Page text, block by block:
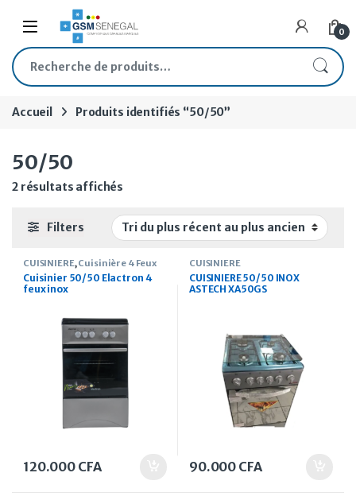
Skip to navigation
Skip to content
Open 0
Recherche pour :
Accueil Produits identifiés “50/50”
50/50
2 résultats affichés
Filters
CUISINIERE, Cuisinière 4 Feux
Cuisinier 50/50 Elactron 4
feux inox
120.000 CFA
CUISINIERE
CUISINIERE 50/50 INOX
ASTECH XA50GS
90.000 CFA